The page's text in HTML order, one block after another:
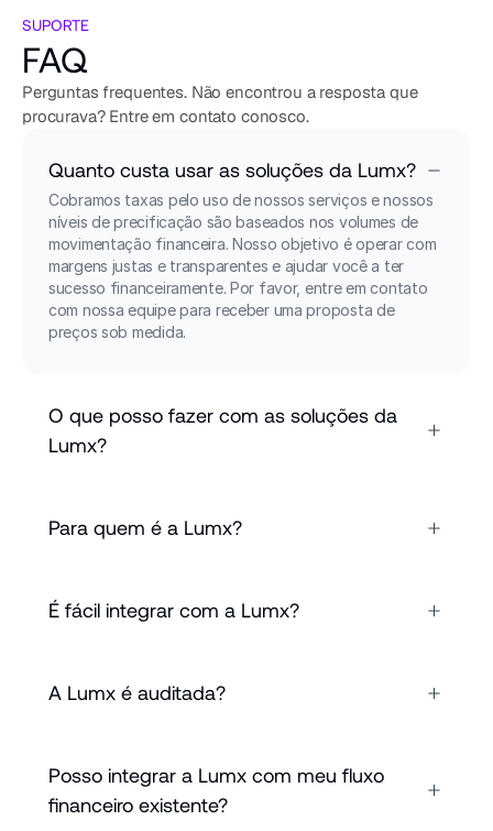
SUPORTE
FAQ
Perguntas frequentes. Não encontrou a resposta que
procurava? Entre em contato conosco.
Quanto custa usar as soluções da Lumx?
Cobramos taxas pelo uso de nossos serviços e nossos
níveis de precificação são baseados nos volumes de
movimentação financeira. Nosso objetivo é operar com
margens justas e transparentes e ajudar você a ter
sucesso financeiramente. Por favor, entre em contato
com nossa equipe para receber uma proposta de
preços sob medida.
O que posso fazer com as soluções da
Lumx?
Para quem é a Lumx?
É fácil integrar com a Lumx?
A Lumx é auditada?
Posso integrar a Lumx com meu fluxo
financeiro existente?